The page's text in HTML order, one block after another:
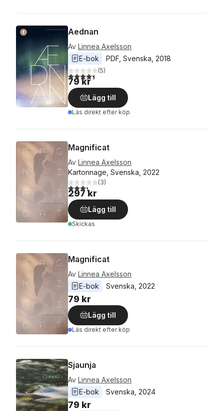
Aednan
Av Linnea Axelsson
E-bok
PDF Svenska 2018
4,4utav 5 stjärnor. Totalt antal röster:
(5)
79 kr
Lägg till
Läs direkt efter köp
Magnificat
Av Linnea Axelsson
Kartonnage, Svenska, 2022
3,3utav 5 stjärnor. Totalt antal röster:
(3)
297 kr
Lägg till
Skickas
Magnificat
Av Linnea Axelsson
E-bok
Svenska 2022
79 kr
Lägg till
Läs direkt efter köp
Sjaunja
Av Linnea Axelsson
E-bok
Svenska 2024
79 kr